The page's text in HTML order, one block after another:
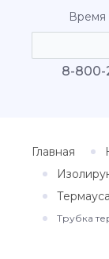
Время
8-800-
Главная
Трубка